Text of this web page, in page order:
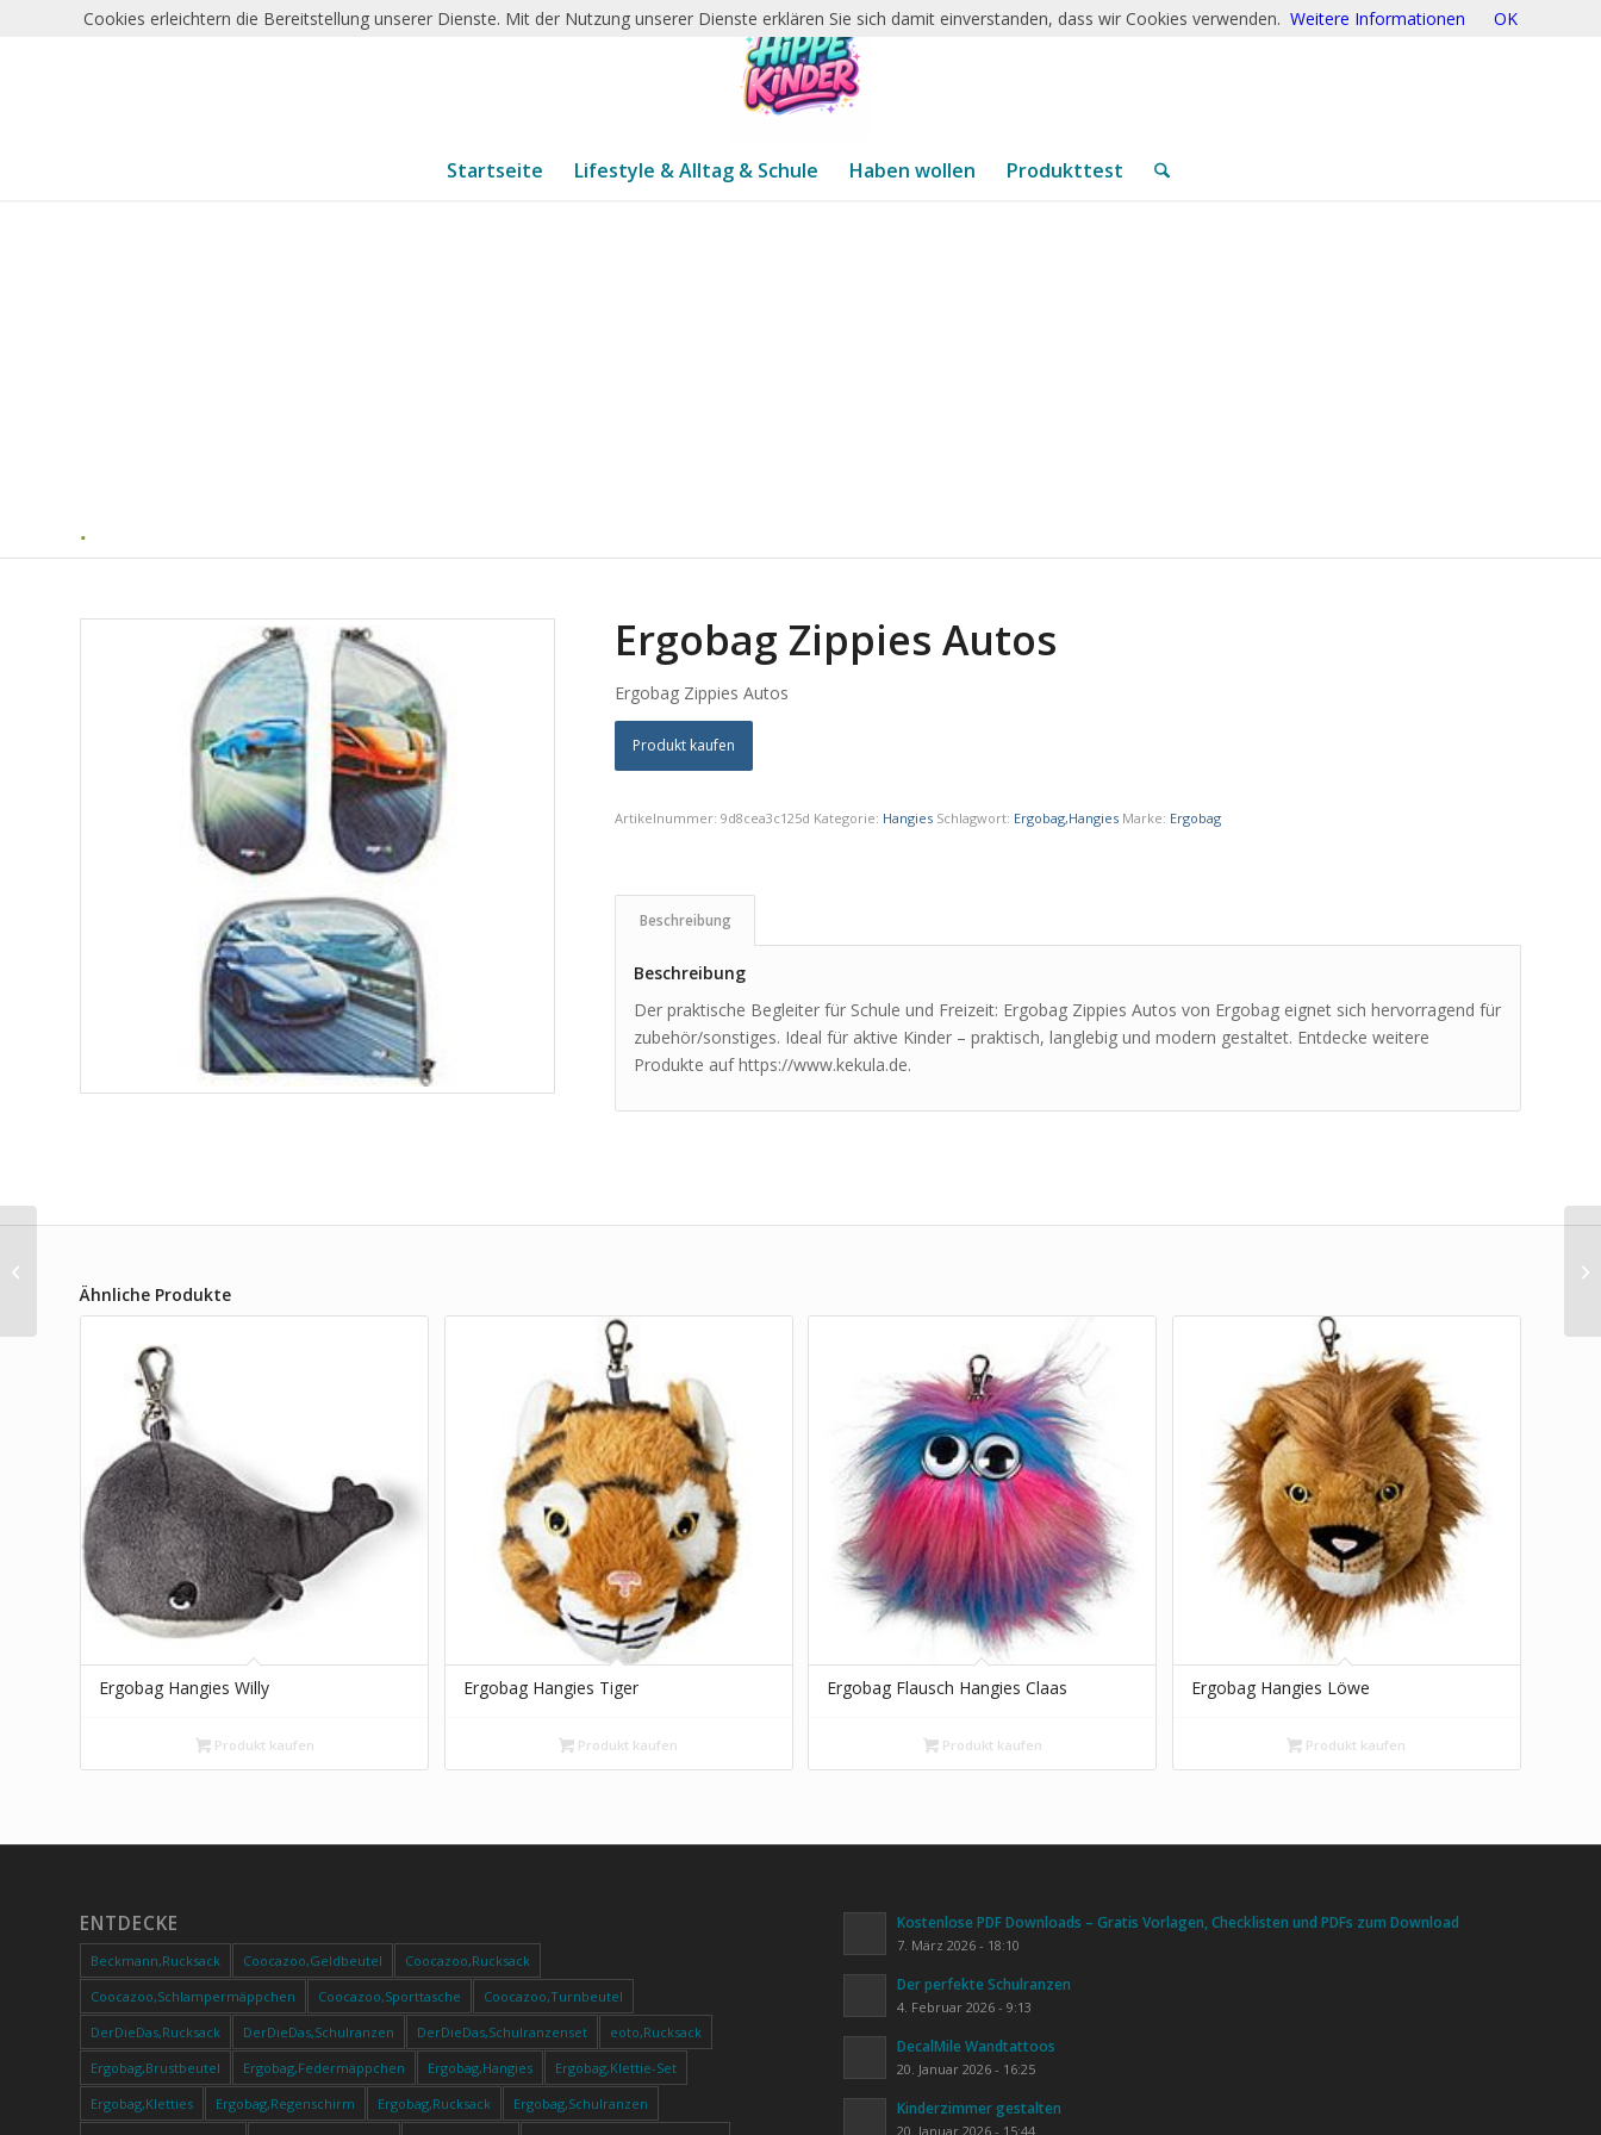
Startseite Lifestyle & Alltag & Schule Haben wollen Produkttest
Ergobag Zippies Autos
Ergobag Zippies Autos
Produkt kaufen
Artikelnummer:9d8cea3c125d Kategorie: Hangies Schlagwort: Ergobag,Hangies Marke: Ergobag
Beschreibung
Beschreibung
Der praktische Begleiter für Schule und Freizeit: Ergobag Zippies Autos von Ergobag eignet sich hervorragend für
zubehör/sonstiges. Ideal für aktive Kinder – praktisch, langlebig und modern gestaltet. Entdecke weitere
Produkte auf https://www.kekula.de.
Ähnliche Produkte
Ergobag Hangies Willy
Produkt kaufen
Ergobag Hangies Tiger
Produkt kaufen
Ergobag Flausch Hangies Claas
Produkt kaufen
Ergobag Hangies Löwe
Produkt kaufen
ENTDECKE
Beckmann,Rucksack Coocazoo,Geldbeutel
Coocazoo,Rucksack
Coocazoo,Schlampermäppchen
Coocazoo,Sporttasche
Coocazoo,Turnbeutel
DerDieDas,Rucksack
DerDieDas,Schulranzen DerDieDas,Schulranzenset
eoto,Rucksack
Ergobag,Brustbeutel
Ergobag,Federmäppchen Ergobag,Hangies
Ergobag,Klettie-Set
Ergobag,Kletties
Ergobag,Regenschirm Ergobag,Rucksack
Ergobag,Schulranzen
Kostenlose PDF Downloads – Gratis Vorlagen, Checklisten und PDFs zum Download
7. März 2026 - 18:10
Der perfekte Schulranzen
4. Februar 2026 - 9:13
DecalMile Wandtattoos
20. Januar 2026 - 16:25
Kinderzimmer gestalten
20. Januar 2026 - 15:44
Weltall
Cookies erleichtern die Bereitstellung unserer Dienste. Mit der Nutzung unserer Dienste erklären Sie sich damit einverstanden, dass wir Cookies verwenden. Weitere Informationen OK